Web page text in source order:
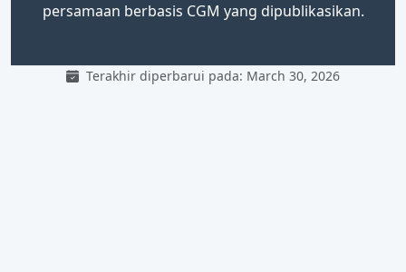
persamaan berbasis CGM yang dipublikasikan.
Terakhir diperbarui pada: March 30, 2026